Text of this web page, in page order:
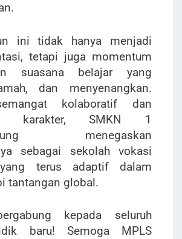
ini tidak hanya menjadi
tetapi juga momentum
suasana belajar yang
dan menyenangkan.
kolaboratif dan
karakter, SMKN 1
menegaskan
sebagai sekolah vokasi
terus adaptif dalam
tantangan global.
kepada seluruh
baru! Semoga MPLS